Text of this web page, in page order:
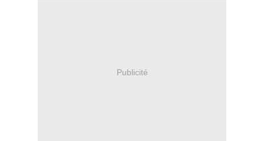
Publicité